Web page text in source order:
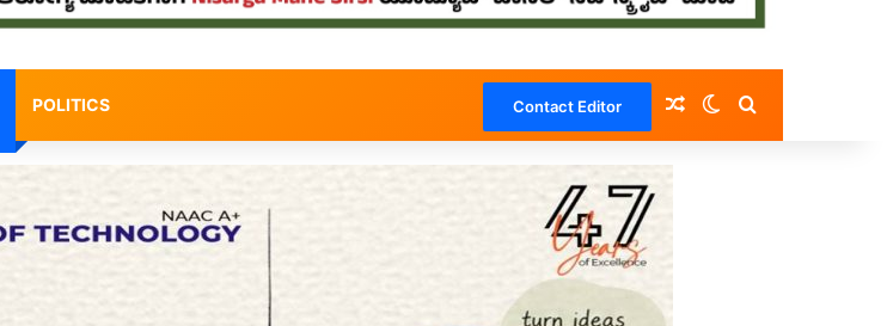
POLITICS Contact Editor Random Article
Switch skin
Search for